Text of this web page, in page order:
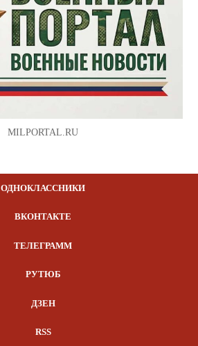
MILPORTAL.RU
ОДНОКЛАССНИКИ
ВКОНТАКТЕ
ТЕЛЕГРАММ
РУТЮБ
ДЗЕН
RSS